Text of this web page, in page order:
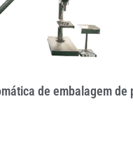
de embalagem de